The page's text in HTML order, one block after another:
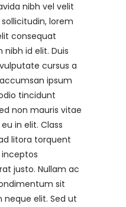
nibh vel velit
lorem
consequat
id elit. Duis
cursus a
ipsum
tincidunt
non mauris vitae
in elit. Class
litora torquent
justo. Nullam ac
sit
neque elit. Sed ut